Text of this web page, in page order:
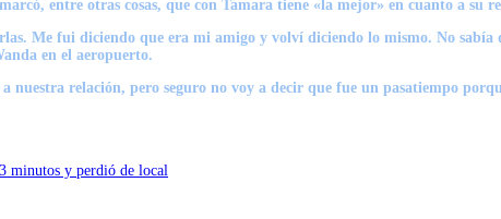
entre otras cosas, que con Tamara tiene «la mejor» en cuanto a su
Me fui diciendo que era mi amigo y volví diciendo lo mismo. No
en el aeropuerto.
nuestra relación, pero seguro no voy a decir que fue un pasatiempo
minutos y perdió de local